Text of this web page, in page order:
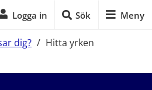
Logga in Sök Meny
dig? / Hitta yrken